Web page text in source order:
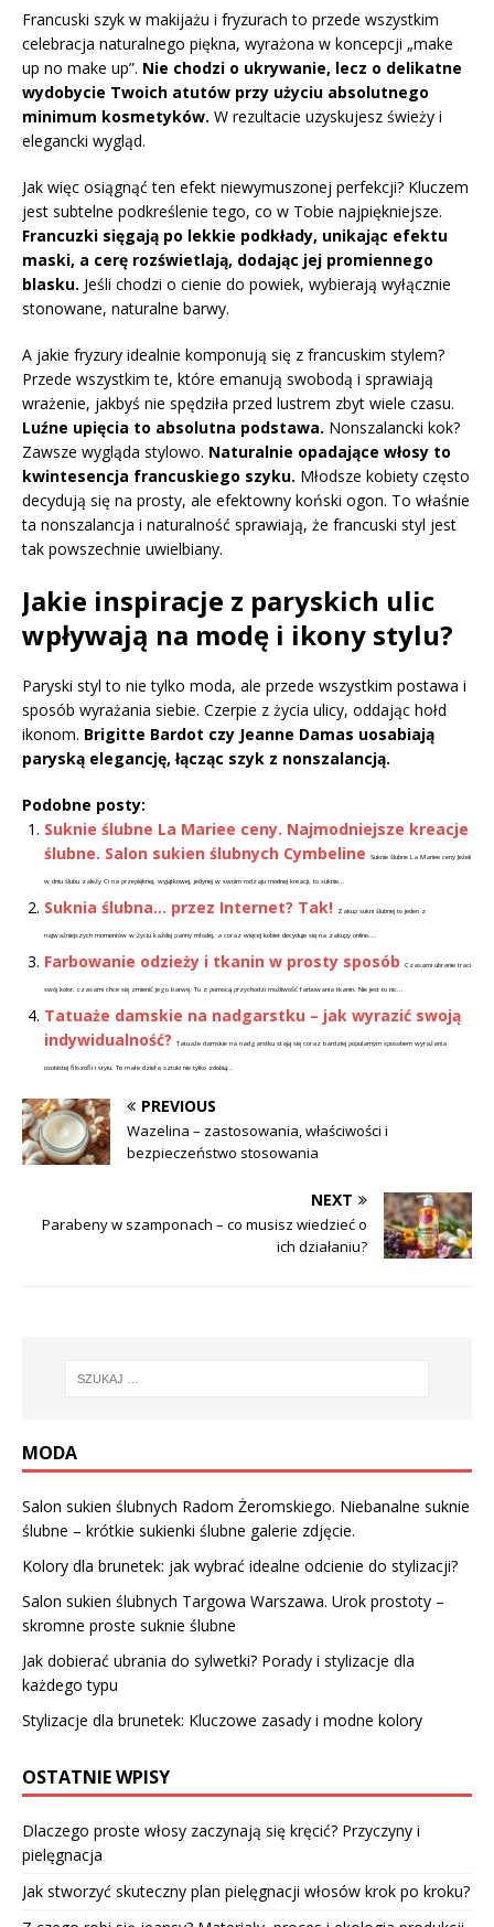
Francuski szyk w makijażu i fryzurach to przede wszystkim
celebracja naturalnego piękna, wyrażona w koncepcji „make
up no make up”. Nie chodzi o ukrywanie, lecz o delikatne
wydobycie Twoich atutów przy użyciu absolutnego
minimum kosmetyków. W rezultacie uzyskujesz świeży i
elegancki wygląd.
Jak więc osiągnąć ten efekt niewymuszonej perfekcji? Kluczem
jest subtelne podkreślenie tego, co w Tobie najpiękniejsze.
Francuzki sięgają po lekkie podkłady, unikając efektu
maski, a cerę rozświetlają, dodając jej promiennego
blasku. Jeśli chodzi o cienie do powiek, wybierają wyłącznie
stonowane, naturalne barwy.
A jakie fryzury idealnie komponują się z francuskim stylem?
Przede wszystkim te, które emanują swobodą i sprawiają
wrażenie, jakbyś nie spędziła przed lustrem zbyt wiele czasu.
Luźne upięcia to absolutna podstawa. Nonszalancki kok?
Zawsze wygląda stylowo. Naturalnie opadające włosy to
kwintesencja francuskiego szyku. Młodsze kobiety często
decydują się na prosty, ale efektowny koński ogon. To właśnie
ta nonszalancja i naturalność sprawiają, że francuski styl jest
tak powszechnie uwielbiany.
Jakie inspiracje z paryskich ulic
wpływają na modę i ikony stylu?
Paryski styl to nie tylko moda, ale przede wszystkim postawa i
sposób wyrażania siebie. Czerpie z życia ulicy, oddając hołd
ikonom. Brigitte Bardot czy Jeanne Damas uosabiają
paryską elegancję, łącząc szyk z nonszalancją.
Podobne posty:
Suknie ślubne La Mariee ceny. Najmodniejsze kreacje
ślubne. Salon sukien ślubnych Cymbeline
Suknie ślubne La Mariee ceny Jeżeli
w dniu ślubu zależy Ci na przepięknej, wyjątkowej, jedynej w swoim rodzaju modnej kreacji, to suknie...
Suknia ślubna… przez Internet? Tak! Zakup sukni ślubnej to jeden z
najważniejszych momentów w życiu każdej panny młodej, a coraz więcej kobiet decyduje się na zakupy online....
Farbowanie odzieży i tkanin w prosty sposób Czasami ubranie traci
swój kolor, czasami chce się zmienić jego barwę. Tu z pomocą przychodzi możliwość farbowania tkanin. Nie jest to nic...
Tatuaże damskie na nadgarstku – jak wyrazić swoją
indywidualność?
Tatuaże damskie na nadgarstku stają się coraz bardziej popularnym sposobem wyrażania
osobistej filozofii i stylu. Te małe dzieła sztuki nie tylko zdobią...
PREVIOUS
Wazelina – zastosowania, właściwości i
bezpieczeństwo stosowania
NEXT
Parabeny w szamponach – co musisz wiedzieć o
ich działaniu?
MODA
Salon sukien ślubnych Radom Żeromskiego. Niebanalne suknie
ślubne – krótkie sukienki ślubne galerie zdjęcie.
Kolory dla brunetek: jak wybrać idealne odcienie do stylizacji?
Salon sukien ślubnych Targowa Warszawa. Urok prostoty –
skromne proste suknie ślubne
Jak dobierać ubrania do sylwetki? Porady i stylizacje dla
każdego typu
Stylizacje dla brunetek: Kluczowe zasady i modne kolory
OSTATNIE WPISY
Dlaczego proste włosy zaczynają się kręcić? Przyczyny i
pielęgnacja
Jak stworzyć skuteczny plan pielęgnacji włosów krok po kroku?